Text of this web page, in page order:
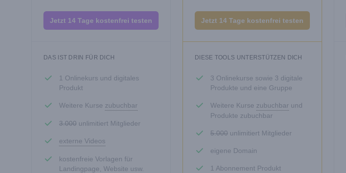
Jetzt 14 Tage kostenfrei testen
DAS IST DRIN FÜR DICH
1 Onlinekurs und digitales
Produkt
Weitere Kurse zubuchbar
3.000 unlimitiert Mitglieder
externe Videos
kostenfreie Vorlagen für
Landingpage, Website usw.
Jetzt 14 Tage kostenfrei testen
DIESE TOOLS UNTERSTÜTZEN DICH
3 Onlinekurse sowie 3 digitale
Produkte und eine Gruppe
Weitere Kurse zubuchbar und
Produkte zubuchbar
5.000 unlimitiert Mitglieder
eigene Domain
1 Abonnement Produkt